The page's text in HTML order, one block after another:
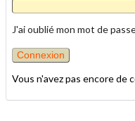
J'ai oublié mon mot de
Vous n'avez pas encore de